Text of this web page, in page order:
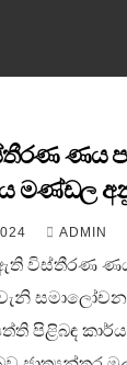
ණය
මණ්ඩල
ADMIN
ඇති විස්තීරණ
පිළිබඳ